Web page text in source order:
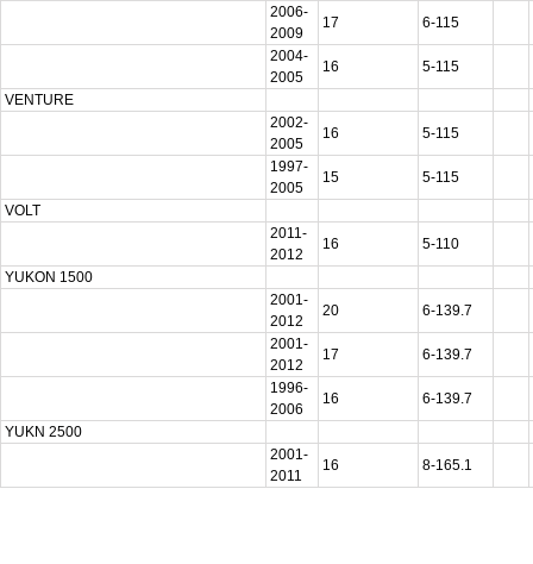
2006-
2009
17
6-115
2004-
2005
16
5-115
VENTURE
2002-
2005
16
5-115
1997-
2005
15
5-115
VOLT
2011-
2012
16
5-110
YUKON 1500
2001-
2012
20
6-139.7
2001-
2012
17
6-139.7
1996-
2006
16
6-139.7
YUKN 2500
2001-
2011
16 8-165.1